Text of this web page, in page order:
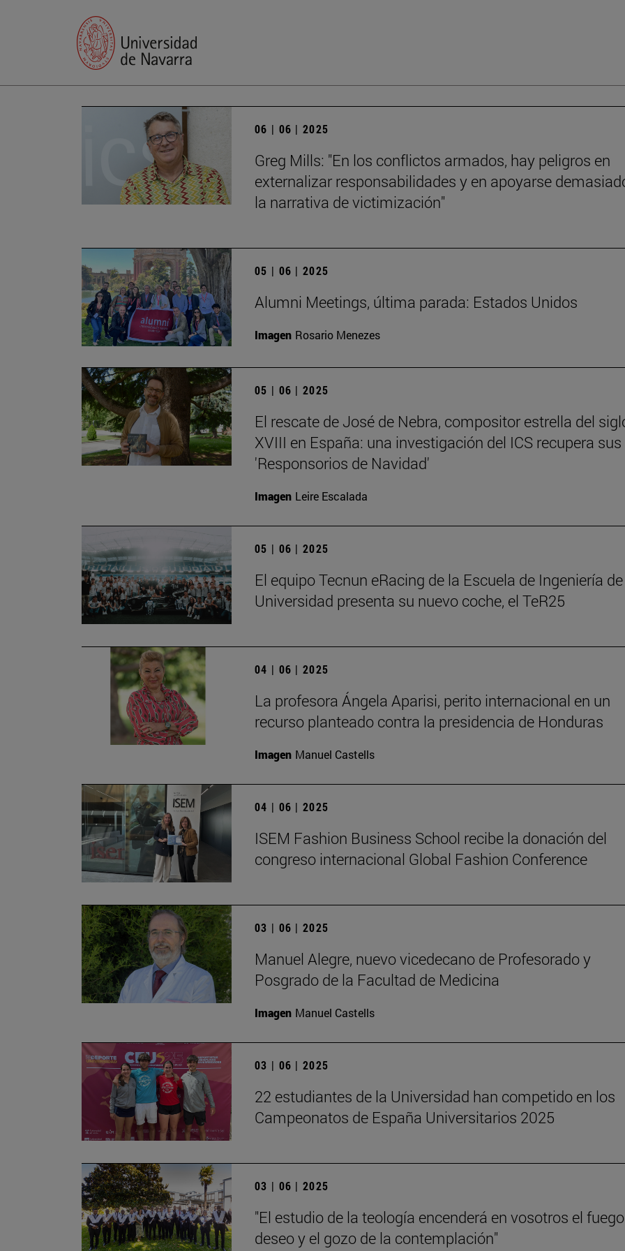
06 | 06 | 2025
Greg Mills: "En los conflictos armados, hay peligros en
externalizar responsabilidades y en apoyarse
la narrativa de victimización"
05 | 06 | 2025
Alumni Meetings, última parada: Estados Unidos
Imagen Rosario Menezes
05 | 06 | 2025
El rescate de José de Nebra, compositor estrella del
XVIII en España: una investigación del ICS recupera sus
'Responsorios de Navidad'
Imagen Leire Escalada
05 | 06 | 2025
El equipo Tecnun eRacing de la Escuela de Ingeniería
Universidad presenta su nuevo coche, el TeR25
04 | 06 | 2025
La profesora Ángela Aparisi, perito internacional en un
recurso planteado contra la presidencia de Honduras
Imagen Manuel Castells
04 | 06 | 2025
ISEM Fashion Business School recibe la donación del
congreso internacional Global Fashion Conference
03 | 06 | 2025
Manuel Alegre, nuevo vicedecano de Profesorado y
Posgrado de la Facultad de Medicina
Imagen Manuel Castells
03 | 06 | 2025
22 estudiantes de la Universidad han competido en los
Campeonatos de España Universitarios 2025
03 | 06 | 2025
"El estudio de la teología encenderá en vosotros el
deseo y el gozo de la contemplación"